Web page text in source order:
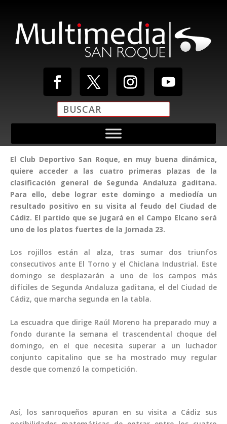
El Club Deportivo San Roque, en muy buena dinámica,
quiere acceder a las cuatro primeras plazas de la
clasificación general de Segunda Andaluza gaditana.
Para ello, debe lograr este domingo a mediodía un
resultado positivo en su visita al feudo del Ciudad de
Cádiz. El partido que se jugará en el Campo Elcano será
uno de los platos fuertes de la Jornada 23.
Los rojillos están al alza, tras sumar dos triunfos
consecutivos ante El Torno y el Chiclana Industrial. Este
domingo se desplazarán a uno de los campos más
difíciles de Segunda Andaluza gaditana, el del Ciudad de
Cádiz, que marcha segunda en la tabla.
La escuadra que dirige Raúl Moreno ha preparado muy a
fondo durante la semana el trascendental choque del
domingo, en el que necesita superar a un luchador
conjunto capitalino que se ha mostrado muy regular
desde que comenzó la competición.
Así, los sanroqueños apuran en su visita a Cádiz sus